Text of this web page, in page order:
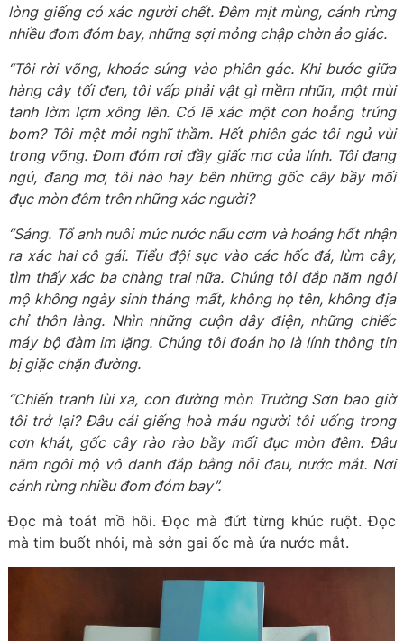
lòng giếng có xác người chết. Đêm mịt mùng, cánh rừng
nhiều đom đóm bay, những sợi mỏng chập chờn ảo giác.
“Tôi rời võng, khoác súng vào phiên gác. Khi bước giữa
hàng cây tối đen, tôi vấp phải vật gì mềm nhũn, một mùi
tanh lờm lợm xông lên. Có lẽ xác một con hoẵng trúng
bom? Tôi mệt mỏi nghĩ thầm. Hết phiên gác tôi ngủ vùi
trong võng. Đom đóm rơi đầy giấc mơ của lính. Tôi đang
ngủ, đang mơ, tôi nào hay bên những gốc cây bầy mối
đục mòn đêm trên những xác người?
“Sáng. Tổ anh nuôi múc nước nấu cơm và hoảng hốt nhận
ra xác hai cô gái. Tiểu đội sục vào các hốc đá, lùm cây,
tìm thấy xác ba chàng trai nữa. Chúng tôi đắp năm ngôi
mộ không ngày sinh tháng mất, không họ tên, không địa
chỉ thôn làng. Nhìn những cuộn dây điện, những chiếc
máy bộ đàm im lặng. Chúng tôi đoán họ là lính thông tin
bị giặc chặn đường.
“Chiến tranh lùi xa, con đường mòn Trường Sơn bao giờ
tôi trở lại? Đâu cái giếng hoà máu người tôi uống trong
cơn khát, gốc cây rào rào bầy mối đục mòn đêm. Đâu
năm ngôi mộ vô danh đắp bằng nỗi đau, nước mắt. Nơi
cánh rừng nhiều đom đóm bay”.
Đọc mà toát mồ hôi. Đọc mà đứt từng khúc ruột. Đọc
mà tim buốt nhói, mà sởn gai ốc mà ứa nước mắt.